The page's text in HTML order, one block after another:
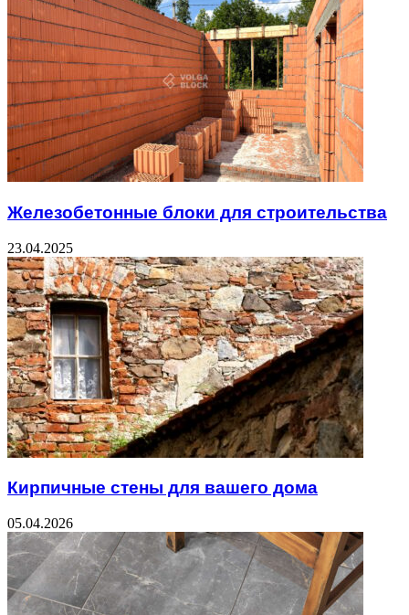
Железобетонные блоки для строительства
23.04.2025
Кирпичные стены для вашего дома
05.04.2026